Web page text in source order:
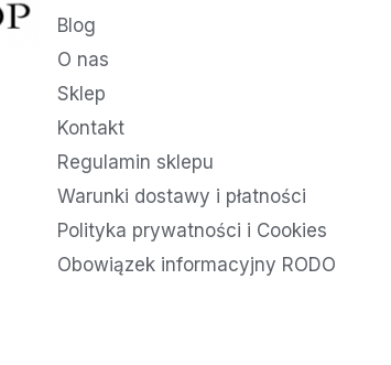
Blog
O nas
Sklep
Kontakt
Regulamin sklepu
Warunki dostawy i płatności
Polityka prywatności i Cookies
Obowiązek informacyjny RODO